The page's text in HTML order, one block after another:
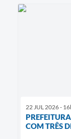
22 JUL 2026 -
COM TRÊS